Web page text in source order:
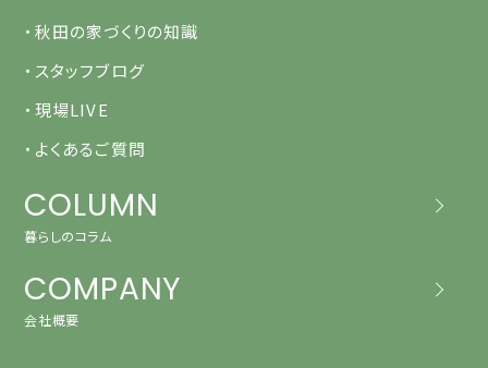
・秋田の家づくりの知識
・スタッフブログ
・現場LIVE
・よくあるご質問
COLUMN
暮らしのコラム
COMPANY
会社概要